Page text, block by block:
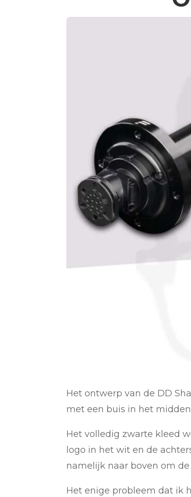
Het ontwerp van de DD
met een buis in het
Het volledig zwarte kleed
logo in het wit en de
namelijk naar boven om
Het enige probleem dat ik